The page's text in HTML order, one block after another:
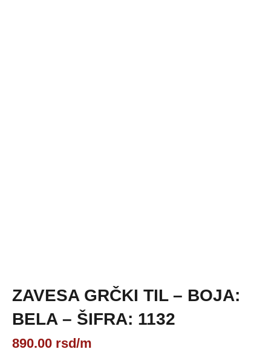
ZAVESA GRČKI TIL – BOJA:
BELA – ŠIFRA: 1132
890.00 rsd/m